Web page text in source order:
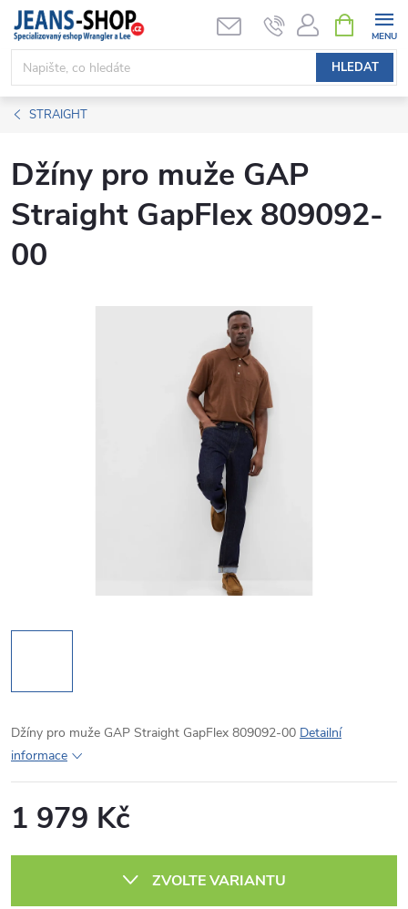
Přejít
obsah
HLEDAT
NÁKUPNÍ
KOŠÍK
STRAIGHT
Džíny pro muže GAP
Straight GapFlex 809092-
00
Džíny pro muže GAP Straight GapFlex 809092-00 Detailní
informace
1 979 Kč
ZVOLTE VARIANTU